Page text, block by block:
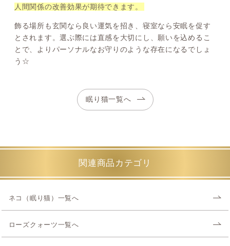
人間関係の改善効果が期待できます。
飾る場所も玄関なら良い運気を招き、寝室なら安眠を促す
とされます。選ぶ際には直感を大切にし、願いを込めるこ
とで、よりパーソナルなお守りのような存在になるでしょ
う☆
眠り猫一覧へ
関連商品カテゴリ
ネコ（眠り猫）一覧へ
ローズクォーツ一覧へ